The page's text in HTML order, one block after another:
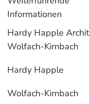
Informationen
Hardy Happle
Wolfach-Kirnbach
Hardy Happle
Wolfach-Kirnbach